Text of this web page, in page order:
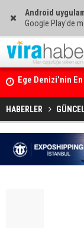
Android
Google Play'de
14. TAYK – Eker
HABERLER